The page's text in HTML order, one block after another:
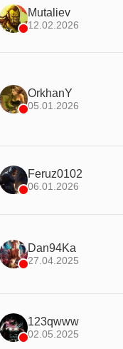
Mutaliev
12.02.2026
OrkhanY
05.01.2026
Feruz0102
06.01.2026
Dan94Ka
27.04.2025
123qwww
02.05.2025